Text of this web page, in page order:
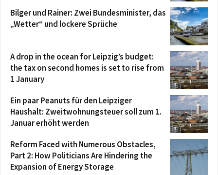
Bilger und Rainer: Zwei Bundesminister, das
„Wetter“ und lockere Sprüche
A drop in the ocean for Leipzig’s budget:
the tax on second homes is set to rise from
1 January
Ein paar Peanuts für den Leipziger
Haushalt: Zweitwohnungsteuer soll zum 1.
Januar erhöht werden
Reform Faced with Numerous Obstacles,
Part 2: How Politicians Are Hindering the
Expansion of Energy Storage